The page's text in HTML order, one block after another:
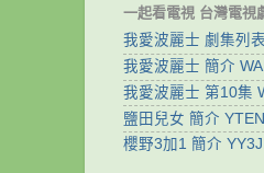
一起看電視 台灣電視
我愛波麗士 劇集列
我愛波麗士 簡介
我愛波麗士 第10集
鹽田兒女 簡介
櫻野3加1 簡介